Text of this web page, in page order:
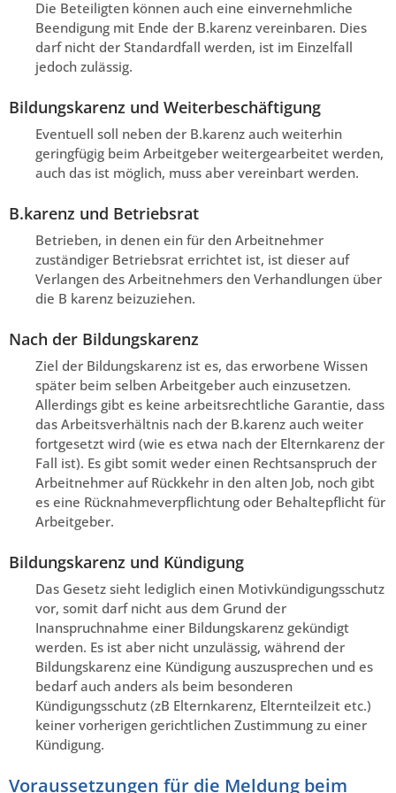
Die Beteiligten können auch eine einvernehmliche
Beendigung mit Ende der B.karenz vereinbaren. Dies
darf nicht der Standardfall werden, ist im Einzelfall
jedoch zulässig.
Bildungskarenz und Weiterbeschäftigung
Eventuell soll neben der B.karenz auch weiterhin
geringfügig beim Arbeitgeber weitergearbeitet werden,
auch das ist möglich, muss aber vereinbart werden.
B.karenz und Betriebsrat
Betrieben, in denen ein für den Arbeitnehmer
zuständiger Betriebsrat errichtet ist, ist dieser auf
Verlangen des Arbeitnehmers den Verhandlungen über
die B karenz beizuziehen.
Nach der Bildungskarenz
Ziel der Bildungskarenz ist es, das erworbene Wissen
später beim selben Arbeitgeber auch einzusetzen.
Allerdings gibt es keine arbeitsrechtliche Garantie, dass
das Arbeitsverhältnis nach der B.karenz auch weiter
fortgesetzt wird (wie es etwa nach der Elternkarenz der
Fall ist). Es gibt somit weder einen Rechtsanspruch der
Arbeitnehmer auf Rückkehr in den alten Job, noch gibt
es eine Rücknahmeverpflichtung oder Behaltepflicht für
Arbeitgeber.
Bildungskarenz und Kündigung
Das Gesetz sieht lediglich einen Motivkündigungsschutz
vor, somit darf nicht aus dem Grund der
Inanspruchnahme einer Bildungskarenz gekündigt
werden. Es ist aber nicht unzulässig, während der
Bildungskarenz eine Kündigung auszusprechen und es
bedarf auch anders als beim besonderen
Kündigungsschutz (zB Elternkarenz, Elternteilzeit etc.)
keiner vorherigen gerichtlichen Zustimmung zu einer
Kündigung.
Voraussetzungen für die Meldung beim